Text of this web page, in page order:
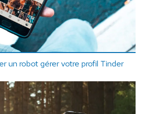
un robot gérer votre profil Tinder